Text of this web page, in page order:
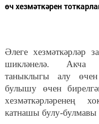
өч хезмәткәрен
Әлеге хезмәткәрләр
шикләнелә. Акча
таныклыгы алу
булышу өчен
хезмәткәрләренең
катнашы булу-булмавы